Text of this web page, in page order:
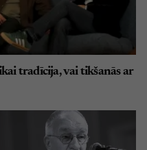
tradīcija, vai tikšanās ar